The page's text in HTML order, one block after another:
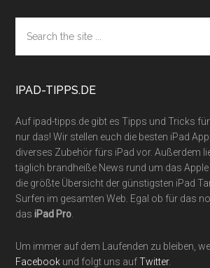
Footer
the
site
IPAD-TIPPS.DE
Auf ipad-tipps.de gibt es Tipps und Tricks
nur das! Wir stellen euch die besten iPad
diverses Zubehör fürs iPad vor. Außerdem
täglich brandheiße News rund um das Apple
die größte Übersicht der günstigsten iPad
Surfen im gesamten Web. Egal ob für das
dasiPad Pro
Um immer auf dem Laufenden zu bleiben,
Facebook und folgt uns aufTwitter.